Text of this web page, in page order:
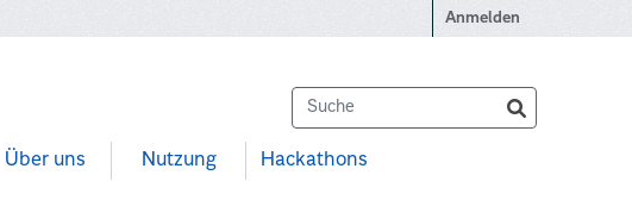
Anmelden
Über uns Nutzung Hackathons